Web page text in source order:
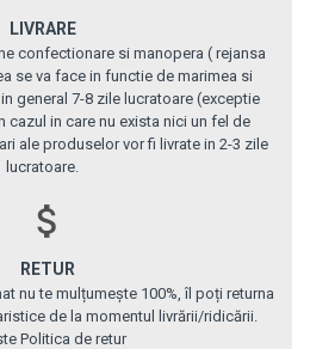
LIVRARE
confectionare si manopera ( rejansa
se va face in functie de marimea si
general 7-8 zile lucratoare (exceptie
cazul in care nu exista nici un fel de
ale produselor vor fi livrate in 2-3 zile
lucratoare.
RETUR
nu te mulțumește 100%, îl poți returna
de la momentul livrării/ridicării.
Politica de retur